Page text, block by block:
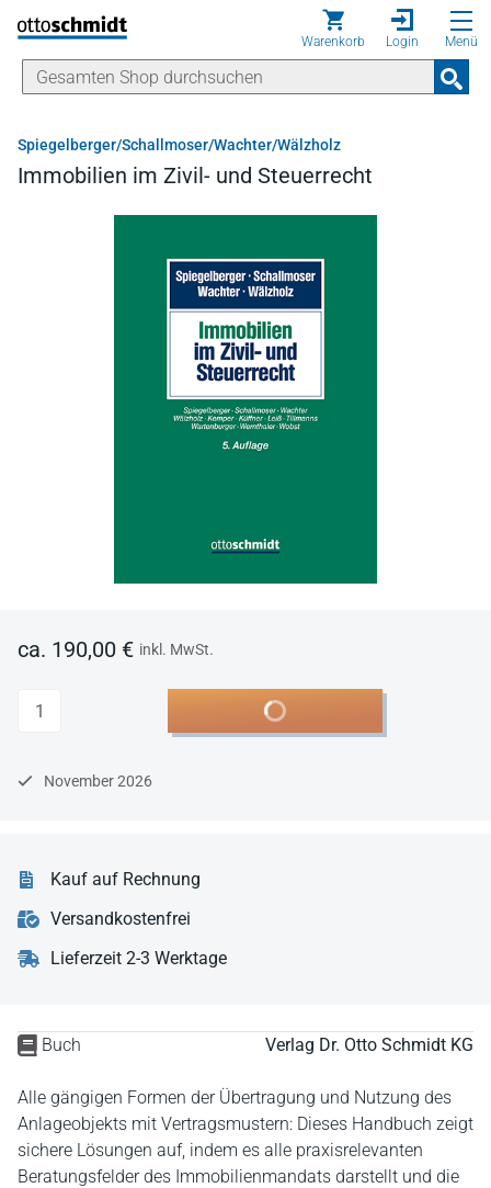
Direkt zum Inhalt
Warenkorb Login Menü
Spiegelberger/Schallmoser/Wachter/Wälzholz
Immobilien im Zivil- und Steuerrecht
Buch Verlag Dr. Otto Schmidt KG
Alle gängigen Formen der Übertragung und Nutzung des
Anlageobjekts mit Vertragsmustern: Dieses Handbuch zeigt
sichere Lösungen auf, indem es alle praxisrelevanten
Beratungsfelder des Immobilienmandats darstellt und die
ca. 190,00 € inkl. MwSt.
Anzahl In den Warenkorb
November 2026
Kauf auf Rechnung
Versandkostenfrei
Lieferzeit 2-3 Werktage